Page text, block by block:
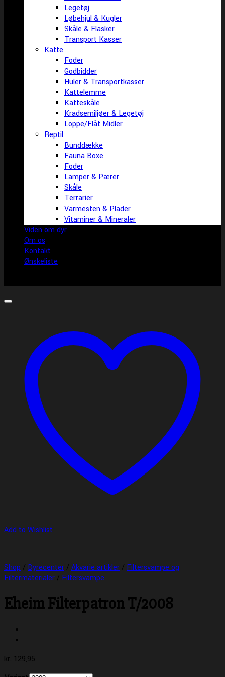
Legetøj
Løbehjul & Kugler
Skåle & Flasker
Transport Kasser
Katte
Foder
Godbidder
Huler & Transportkasser
Kattelemme
Katteskåle
Kradsemiljøer & Legetøj
Loppe/Flåt Midler
Reptil
Bunddække
Fauna Boxe
Foder
Lamper & Pærer
Skåle
Terrarier
Varmesten & Plader
Vitaminer & Mineraler
Viden om dyr
Om os
Kontakt
Ønskeliste
Add to Wishlist
Shop / Dyrecenter / Akvarie artikler / Filtersvampe og
Filtermaterialer / Filtersvampe
Eheim Filterpatron T/2008
kr. 129,95